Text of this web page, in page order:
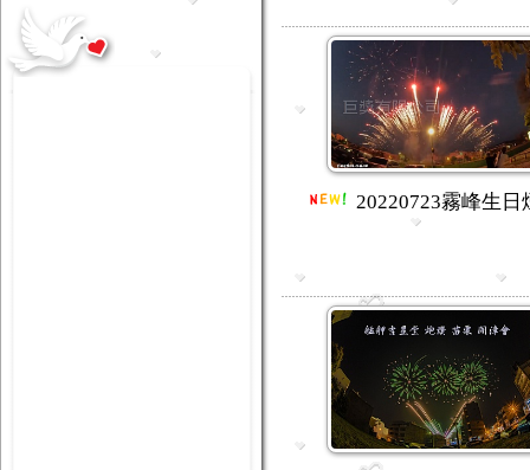
20220723霧峰生日